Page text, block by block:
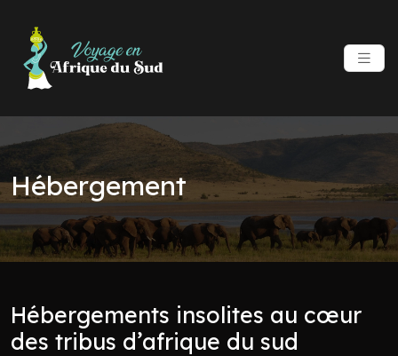
Hébergement
Hébergements insolites au cœur
des tribus d’afrique du sud